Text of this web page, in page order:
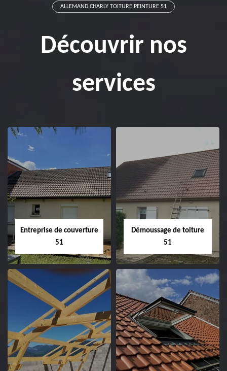
ALLEMAND CHARLY TOITURE PEINTURE 51
Découvrir nos
services
Entreprise de couverture
51
Entreprise de
couverture 51
Démoussage de toiture
51
Démoussage de
toiture 51